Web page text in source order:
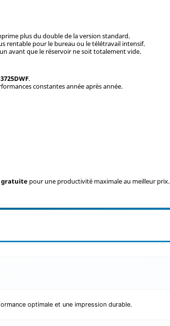
plus du double de la version standard.
rentable pour le bureau ou le télétravail intensif.
avant que le réservoir ne soit totalement vide.
.
constantes année après année.
gratuite pour une productivité maximale au meilleur prix.
optimale et une impression durable.